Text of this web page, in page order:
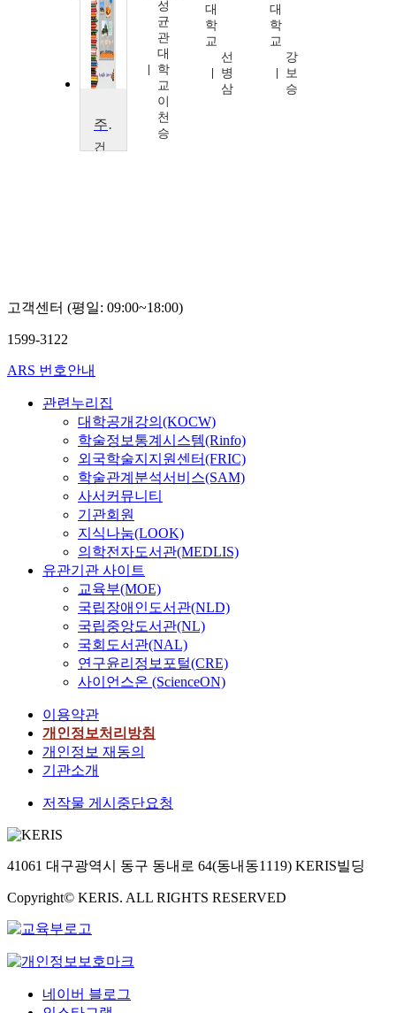
성
균
관
대
학
교
천
승
성
균
관
대
학
교
이
천
승
대
학
교
선
병
삼
대
학
교
강
보
승
주제가있는한국어프리젠테이션
건
고객센터 (평일: 09:00~18:00)
1599-3122
ARS 번호안내
관련누리집
대학공개강의(KOCW)
학술정보통계시스템(Rinfo)
외국학술지지원센터(FRIC)
학술관계분석서비스(SAM)
사서커뮤니티
기관회원
지식나눔(LOOK)
의학전자도서관(MEDLIS)
유관기관 사이트
교육부(MOE)
국립장애인도서관(NLD)
국립중앙도서관(NL)
국회도서관(NAL)
연구윤리정보포털(CRE)
사이언스온 (ScienceON)
이용약관
개인정보처리방침
개인정보 재동의
기관소개
저작물 게시중단요청
41061 대구광역시 동구 동내로 64(동내동1119) KERIS빌딩
Copyright© KERIS. ALL RIGHTS RESERVED
네이버 블로그